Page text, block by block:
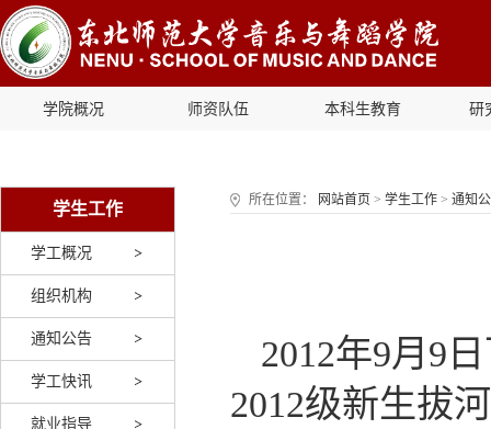
学院概况 师资队伍 本科生教育 研
学生工作
学工概况
组织机构
通知公告
学工快讯
就业指导
所在位置： 网站首页 > 学生工作 > 通知
2012年9月9
2012级新生拔